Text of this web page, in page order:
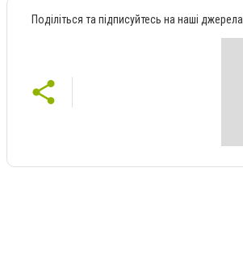
Поділіться та підписуйтесь на наші джерела